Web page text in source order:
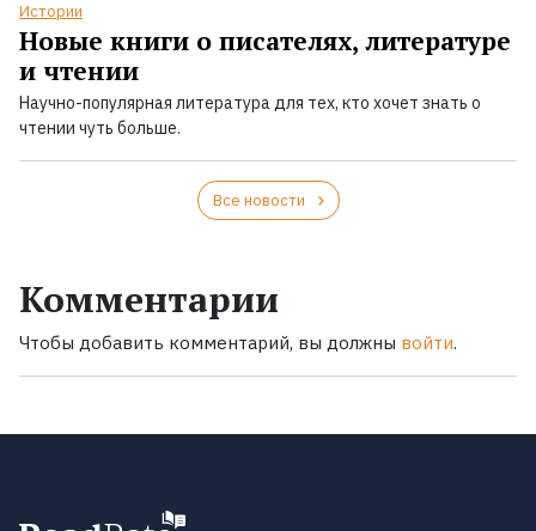
Истории
Новые книги о писателях, литературе
и чтении
Научно-популярная литература для тех, кто хочет знать о
чтении чуть больше.
Все новости
Комментарии
Чтобы добавить комментарий, вы должны войти.